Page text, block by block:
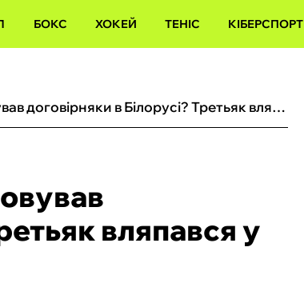
БОКС ХОКЕЙ ТЕНІС КІБЕРСПОРТ
Друг Мілевського організовував договірняки в Білорусі? Третьяк вляпався у черговий скандал
вляпався у